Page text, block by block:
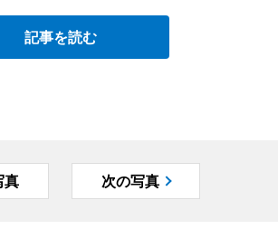
記事を読む
真 次の写真